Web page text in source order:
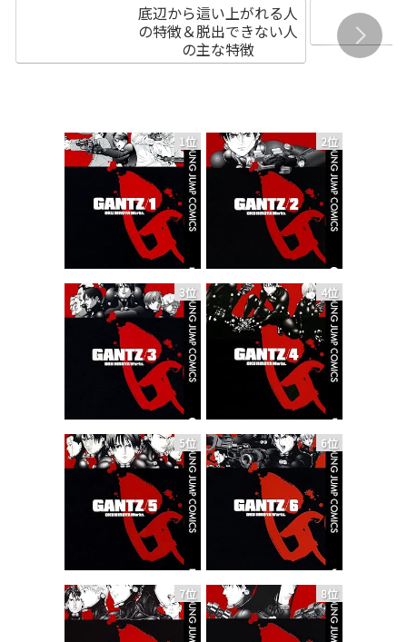
底辺から這い上がれる人
の特徴＆脱出できない人
の主な特徴
1位 2位
3位 4位
5位 6位
7位 8位